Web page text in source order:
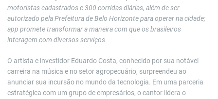
motoristas cadastrados e 300 corridas diárias, além de ser
autorizado pela Prefeitura de Belo Horizonte para operar na cidade;
app promete transformar a maneira com que os brasileiros
interagem com diversos serviços
O artista e investidor Eduardo Costa, conhecido por sua notável
carreira na música e no setor agropecuário, surpreendeu ao
anunciar sua incursão no mundo da tecnologia. Em uma parceria
estratégica com um grupo de empresários, o cantor lidera o